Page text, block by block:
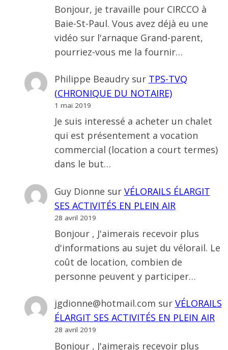
Bonjour, je travaille pour CIRCCO à
Baie-St-Paul. Vous avez déjà eu une
vidéo sur l'arnaque Grand-parent,
pourriez-vous me la fournir…
Philippe Beaudrysur TPS-TVQ
(CHRONIQUE DU NOTAIRE)
1 mai 2019
Je suis interessé a acheter un chalet
qui est présentement a vocation
commercial (location a court termes)
dans le but…
Guy Dionne sur VÉLORAILS ÉLARGIT
SES ACTIVITÉS EN PLEIN AIR
28 avril 2019
Bonjour , J'aimerais recevoir plus
d'informations au sujet du vélorail. Le
coût de location, combien de
personne peuvent y participer…
jgdionne@hotmail.com sur VÉLORAILS
ÉLARGIT SES ACTIVITÉS EN PLEIN AIR
28 avril 2019
Bonjour , J'aimerais recevoir plus